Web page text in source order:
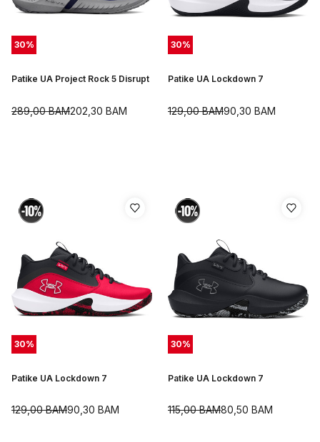
30%
Patike UA Project Rock 5 Disrupt
202,30 BAM
289,00BAM
30%
Patike UA Lockdown 7
90,30 BAM
129,00BAM
30%
Patike UA Lockdown 7
90,30 BAM
129,00BAM
30%
Patike UA Lockdown 7
80,50 BAM
115,00BAM